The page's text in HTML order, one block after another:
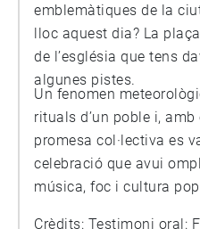
emblemàtiques de la
lloc aquest dia? La
de l’església que tens
algunes pistes.
Un fenomen
rituals d’un poble i,
promesa col·lectiva es
celebració que avui
música, foc i cultura
Crèdits: Testimoni oral: Francesca Roig